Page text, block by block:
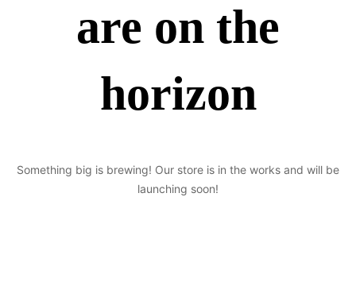
are on the
horizon
Something big is brewing! Our store is in the works and will be
launching soon!